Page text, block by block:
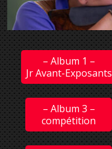
– Album 1 –
Jr Avant-Exposants
– Album 3 –
compétition